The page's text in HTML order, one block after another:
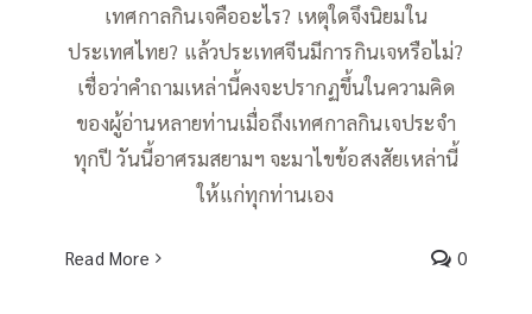
เทศกาลกินเจคืออะไร? เหตุใดจึงนิยมใน
ประเทศไทย? แล้วประเทศจีนมีการกินเจหรือไม่?
เชื่อว่าคำถามเหล่านี้คงจะปรากฏขึ้นในความคิด
ของผู้อ่านหลายท่านเมื่อถึงเทศกาลกินเจประจำ
ทุกปี วันนี้อาศรมสยามฯ จะมาไขข้อสงสัยเหล่านี้
ให้แก่ทุกท่านเอง
Read More 0